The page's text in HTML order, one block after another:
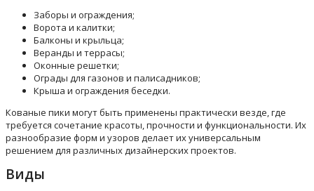
Заборы и ограждения;
Ворота и калитки;
Балконы и крыльца;
Веранды и террасы;
Оконные решетки;
Ограды для газонов и палисадников;
Крыша и ограждения беседки.
Кованые пики могут быть применены практически везде, где
требуется сочетание красоты, прочности и функциональности. Их
разнообразие форм и узоров делает их универсальным
решением для различных дизайнерских проектов.
Виды